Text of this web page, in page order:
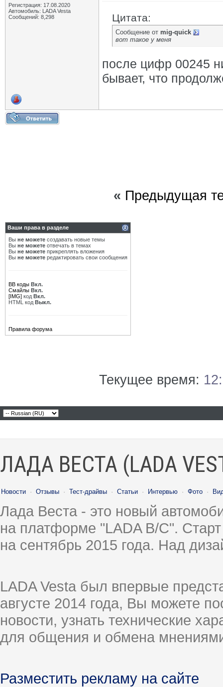
Регистрация: 17.08.2020
Автомобиль: LADA Vesta
Сообщений: 8,298
Цитата:
Сообщение от mig-quick
вот такое у меня
после цифр 00245
бывает, что
« Предыдущая
Ваши права в разделе
Вы не можете создавать новые темы
Вы не можете отвечать в темах
Вы не можете прикреплять вложения
Вы не можете редактировать свои сообщения
BB коды Вкл.
Смайлы Вкл.
[IMG] код Вкл.
HTML код Выкл.
Правила форума
Текущее время:
ЛАДА ВЕСТА (LADA
Новости · Отзывы · Тест-драйвы · Статьи · Интервью · Фото ·
Лада Веста - это новый
на платформе "LADA B/C".
на сентябрь 2015 года. Над
LADA Vesta был впервые
августе 2014 года, Вы можете
новости, узнать технические
для общения и обмена
Разместить рекламу на сайте